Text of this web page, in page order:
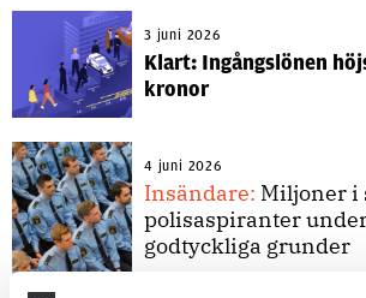
3 juni 2026
Klart: Ingångslönen
kronor
4 juni 2026
Insändare: Miljoner i
polisaspiranter
godtyckliga grunder